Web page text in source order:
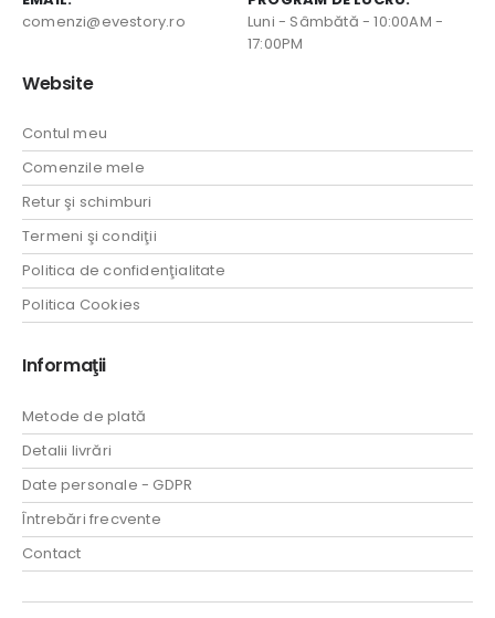
comenzi@evestory.ro
Luni - Sâmbătă - 10:00AM -
17:00PM
Website
Contul meu
Comenzile mele
Retur şi schimburi
Termeni şi condiţii
Politica de confidenţialitate
Politica Cookies
Informaţii
Metode de plată
Detalii livrări
Date personale - GDPR
Întrebări frecvente
Contact